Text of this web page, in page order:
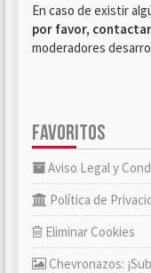
En caso de existir
por favor,
moderadores
FAVORITOS
Aviso Legal y
Política de
Eliminar Cookies
Chevronazos: